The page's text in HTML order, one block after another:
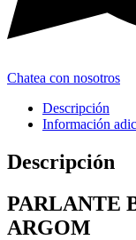
Chatea con nosotros
Descripción
Información
Descripción
PARLANTE
ARGOM